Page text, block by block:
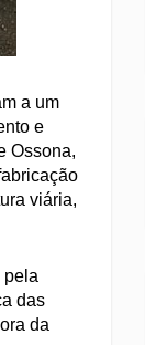
a um
e
Ossona,
viária,
pela
das
da